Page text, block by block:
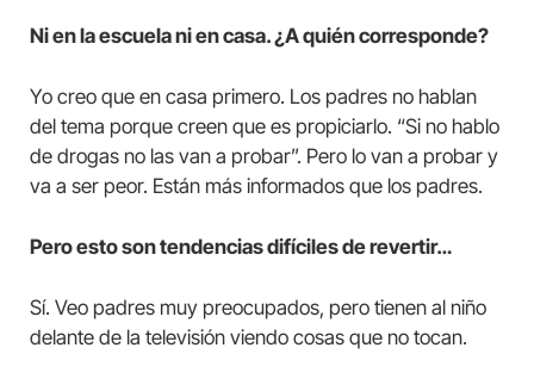
Ni en la escuela ni en casa. ¿A quién corresponde?
Yo creo que en casa primero. Los padres no hablan
del tema porque creen que es propiciarlo. “Si no hablo
de drogas no las van a probar”. Pero lo van a probar y
va a ser peor. Están más informados que los padres.
Pero esto son tendencias difíciles de revertir…
Sí. Veo padres muy preocupados, pero tienen al niño
delante de la televisión viendo cosas que no tocan.